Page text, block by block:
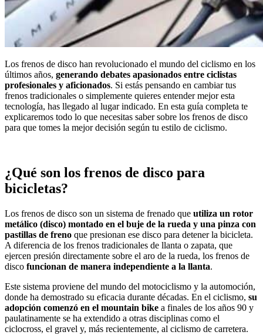
Los frenos de disco han revolucionado el mundo del ciclismo en los
últimos años, generando debates apasionados entre ciclistas
profesionales y aficionados. Si estás pensando en cambiar tus
frenos tradicionales o simplemente quieres entender mejor esta
tecnología, has llegado al lugar indicado. En esta guía completa te
explicaremos todo lo que necesitas saber sobre los frenos de disco
para que tomes la mejor decisión según tu estilo de ciclismo.
¿Qué son los frenos de disco para
bicicletas?
Los frenos de disco son un sistema de frenado que utiliza un rotor
metálico (disco) montado en el buje de la rueda y una pinza con
pastillas de freno que presionan ese disco para detener la bicicleta.
A diferencia de los frenos tradicionales de llanta o zapata, que
ejercen presión directamente sobre el aro de la rueda, los frenos de
disco funcionan de manera independiente a la llanta.
Este sistema proviene del mundo del motociclismo y la automoción,
donde ha demostrado su eficacia durante décadas. En el ciclismo, su
adopción comenzó en el mountain bike a finales de los años 90 y
paulatinamente se ha extendido a otras disciplinas como el
ciclocross, el gravel y, más recientemente, al ciclismo de carretera.